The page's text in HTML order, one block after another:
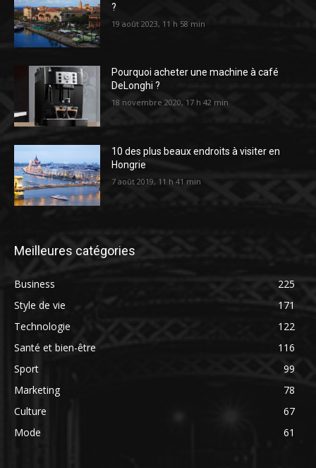
?
19 août 2023, 11 h 58 min
Pourquoi acheter une machine à café
DeLonghi ?
18 novembre 2020, 17 h 42 min
10 des plus beaux endroits à visiter en
Hongrie
7 août 2019, 11 h 41 min
Meilleures catégories
Business
225
Style de vie
171
Technologie
122
Santé et bien-être
116
Sport
99
Marketing
78
Culture
67
Mode
61